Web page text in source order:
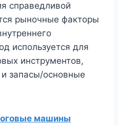
справедливой
рыночные факторы
используется для
инструментов,
запасы/основные
машины